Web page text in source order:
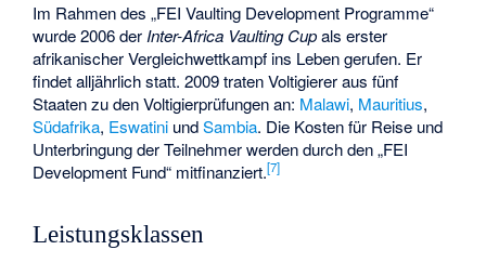
Im Rahmen des „FEI Vaulting Development Programme“
wurde 2006 der Inter-Africa Vaulting Cupals erster
afrikanischer Vergleichwettkampf ins Leben gerufen. Er
findet alljährlich statt. 2009 traten Voltigierer aus fünf
Staaten zu den Voltigierprüfungen an: Malawi, Mauritius,
Südafrika, Eswatini undSambia. Die Kosten für Reise und
Unterbringung der Teilnehmer werden durch den „FEI
Development Fund“ mitfinanziert.[7]
Leistungsklassen